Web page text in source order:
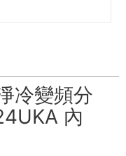
冷變頻分
內